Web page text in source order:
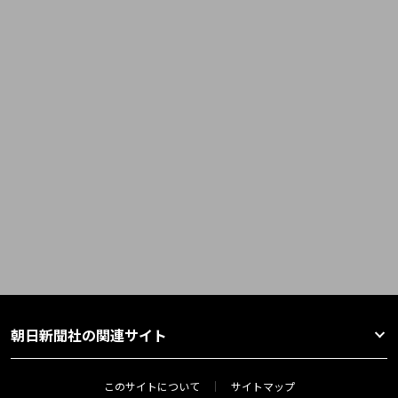
朝日新聞社の関連サイト
このサイトについて サイトマップ